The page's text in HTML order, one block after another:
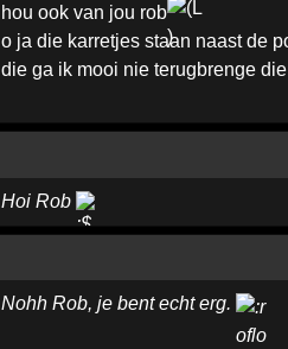
hou ook van jou rob
o ja die karretjes staan naast de
die ga ik mooi nie terugbrenge
Hoi Rob
Nohh Rob, je bent echt erg.